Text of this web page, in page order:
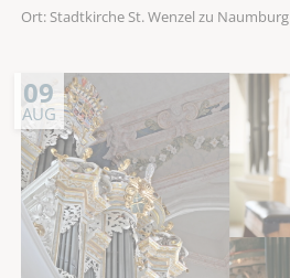
Ort: Stadtkirche St. Wenzel zu Naumburg
09
AUG